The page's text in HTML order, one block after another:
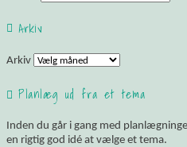
Arkiv
Arkiv
Planlæg ud fra et tema
Inden du går i gang med
en rigtig god idé at vælge et tema.